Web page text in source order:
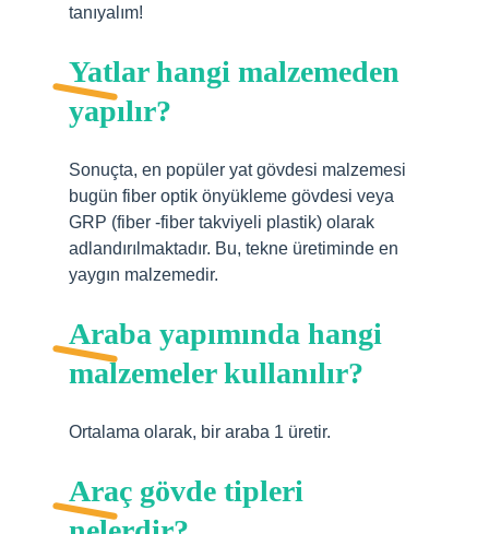
tanıyalım!
Yatlar hangi malzemeden
yapılır?
Sonuçta, en popüler yat gövdesi malzemesi
bugün fiber optik önyükleme gövdesi veya
GRP (fiber -fiber takviyeli plastik) olarak
adlandırılmaktadır. Bu, tekne üretiminde en
yaygın malzemedir.
Araba yapımında hangi
malzemeler kullanılır?
Ortalama olarak, bir araba 1 üretir.
Araç gövde tipleri